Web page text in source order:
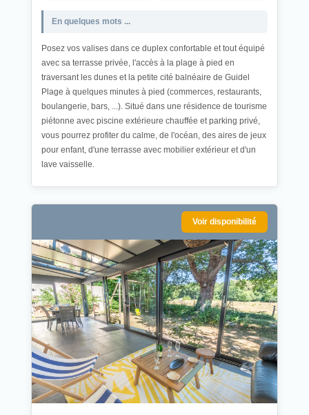
En quelques mots ...
Posez vos valises dans ce duplex confortable et tout équipé
avec sa terrasse privée, l'accès à la plage à pied en
traversant les dunes et la petite cité balnéaire de Guidel
Plage à quelques minutes à pied (commerces, restaurants,
boulangerie, bars, ...). Situé dans une résidence de tourisme
piétonne avec piscine extérieure chauffée et parking privé,
vous pourrez profiter du calme, de l'océan, des aires de jeux
pour enfant, d'une terrasse avec mobilier extérieur et d'un
lave vaisselle.
Voir disponibilité